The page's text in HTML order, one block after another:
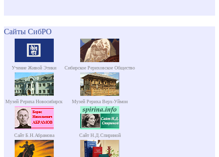
Сайты СибРО
Учение Живой Этики Сибирское Рериховское Общество
Музей Рериха Новосибирск Музей Рериха Верх-Уймон
Сайт Б.Н.Абрамова Сайт Н.Д.Спириной